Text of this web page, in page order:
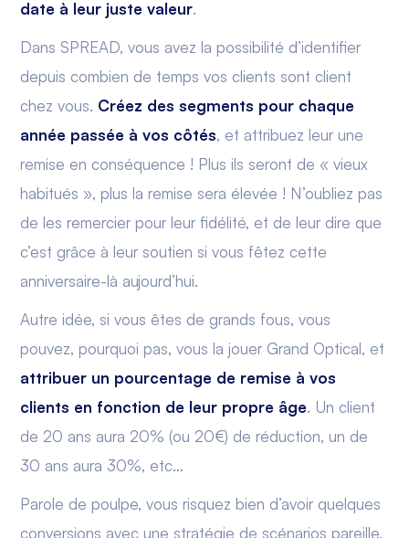
date à leur juste valeur.
Dans SPREAD, vous avez la possibilité d’identifier
depuis combien de temps vos clients sont client
chez vous. Créez des segments pour chaque
année passée à vos côtés, et attribuez leur une
remise en conséquence ! Plus ils seront de « vieux
habitués », plus la remise sera élevée ! N’oubliez pas
de les remercier pour leur fidélité, et de leur dire que
c’est grâce à leur soutien si vous fêtez cette
anniversaire-là aujourd’hui.
Autre idée, si vous êtes de grands fous, vous
pouvez, pourquoi pas, vous la jouer Grand Optical, et
attribuer un pourcentage de remise à vos
clients en fonction de leur propre âge. Un client
de 20 ans aura 20% (ou 20€) de réduction, un de
30 ans aura 30%, etc…
Parole de poulpe, vous risquez bien d’avoir quelques
conversions avec une stratégie de scénarios pareille.